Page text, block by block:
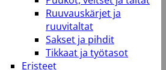
Ruuvauskärjet ja
ruuvitaltat
Sakset ja pihdit
Tikkaat ja työtasot
Eristeet